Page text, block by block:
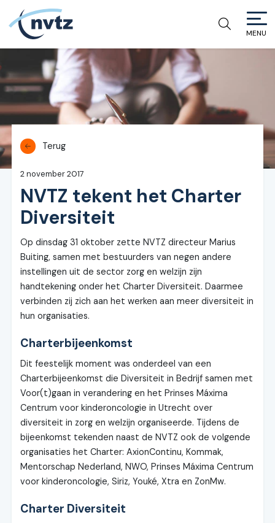
NVTZ
MENU
Terug
2 november 2017
NVTZ tekent het Charter
Diversiteit
Op dinsdag 31 oktober zette NVTZ directeur Marius
Buiting, samen met bestuurders van negen andere
instellingen uit de sector zorg en welzijn zijn
handtekening onder het Charter Diversiteit. Daarmee
verbinden zij zich aan het werken aan meer diversiteit in
hun organisaties.
Charterbijeenkomst
Dit feestelijk moment was onderdeel van een
Charterbijeenkomst die Diversiteit in Bedrijf samen met
Voor(t)gaan in verandering en het Prinses Máxima
Centrum voor kinderoncologie in Utrecht over
diversiteit in zorg en welzijn organiseerde. Tijdens de
bijeenkomst tekenden naast de NVTZ ook de volgende
organisaties het Charter: AxionContinu, Kommak,
Mentorschap Nederland, NWO, Prinses Máxima Centrum
voor kinderoncologie, Siriz, Youké, Xtra en ZonMw.
Charter Diversiteit